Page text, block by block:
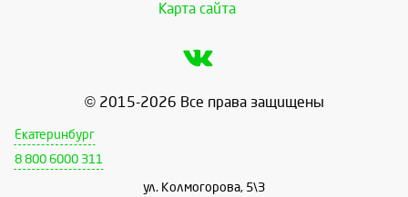
Карта сайта
© 2015-2026 Все права защищены
Екатеринбург
8 800 6000 311
ул. Колмогорова, 5\3